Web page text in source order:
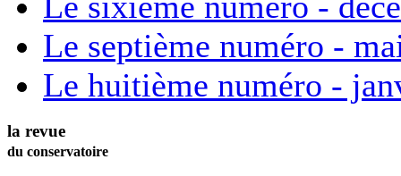
Le septième numéro -
Le huitième numéro -
la revue
du conservatoire